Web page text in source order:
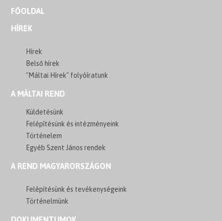
FŐOLDAL
HÍREK
Hírek
Belső hírek
"Máltai Hírek" folyóíratunk
A MÁLTAI REND
Küldetésünk
Felépítésünk és intézményeink
Történelem
Egyéb Szent János rendek
A REND MAGYARORSZÁGON
Felépítésünk és tevékenységeink
Történelmünk